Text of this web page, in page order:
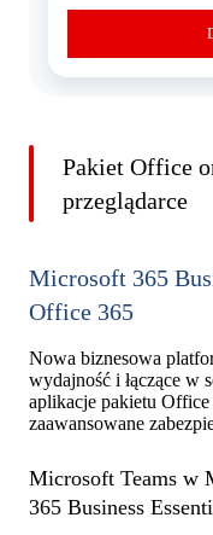
Pakiet Office
przeglądarce
Microsoft 365
Office 365
Nowa biznesowa
wydajność i łączące w
aplikacje pakietu Office
zaawansowane
Microsoft Teams w
365 Business